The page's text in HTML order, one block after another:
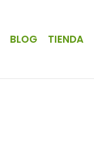
BLOG TIENDA